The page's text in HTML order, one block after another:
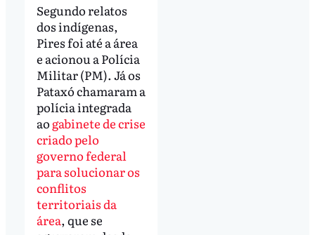
Segundo relatos
dos indígenas,
Pires foi até a área
e acionou a Polícia
Militar (PM). Já os
Pataxó chamaram a
polícia integrada
aogabinete de crise
criado pelo
governo federal
para solucionar os
conflitos
territoriais da
área, que se